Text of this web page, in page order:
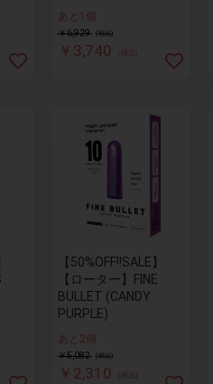
あと1個
￥6,929 (税込)
￥3,740 (税込)
【50%OFF!!SALE】
【ローター】FINE
BULLET (CANDY
PURPLE)
あと2個
￥5,082 (税込)
￥2,310 (税込)